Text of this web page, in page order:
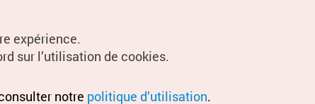
expérience.
sur l’utilisation de cookies.
notre politique d’utilisation.